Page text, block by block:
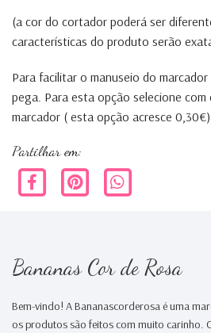
(a cor do cortador poderá ser
características do produto serão
Para facilitar o manuseio do
pega. Para esta opção selecione com
marcador ( esta opção acresce 0,30€)
Partilhar em:
Bananas Cor de Rosa
Bem-vindo! A Bananascorderosa é uma
os produtos são feitos com muito carinho.